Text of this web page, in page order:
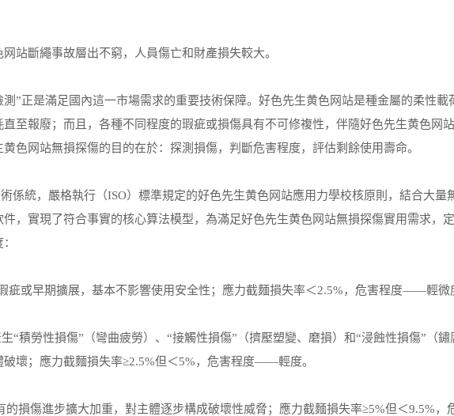
斷繩事故層出不窮，人員傷亡和財產損失較大。
”正是滿足國內這一市場需求的重要技術保障。好色先生黄色网站是種金屬的柔性載
至報廢；而且，各種不同程度的瑕疵或損傷具有不可修複性，伴隨好色先生黄色网
色网站無損探傷的目的在於：探測損傷，判斷危害程度，評估剩餘使用壽命。
統，嚴格執行（ISO）標準規定的好色先生黄色网站應用力學校核原則，結合大量
，實現了符合事實的核心算法模型，為滿足好色先生黄色网站無損探傷實用需求，
疵或早期擴展，基本不影響使用安全性；應力截麵損失率＜2.5%，危害程度——輕微
“積勞性損傷”（彎曲疲勞）、“接觸性損傷”（擠壓塑變、磨損）和“浸蝕性損傷”（鏽
壞；應力截麵損失率≥2.5%但＜5%，危害程度——輕度。
的損傷進步擴大加重，對主體逐步構成破壞性威脅；應力截麵損失率≥5%但＜9.5%，